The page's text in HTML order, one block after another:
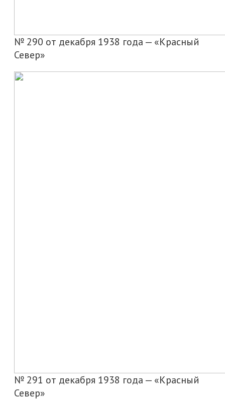
№ 290 от декабря 1938 года — «Красный
Север»
№ 291 от декабря 1938 года — «Красный
Север»